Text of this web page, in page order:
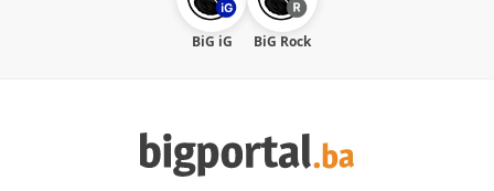
BiG iG BiG Rock